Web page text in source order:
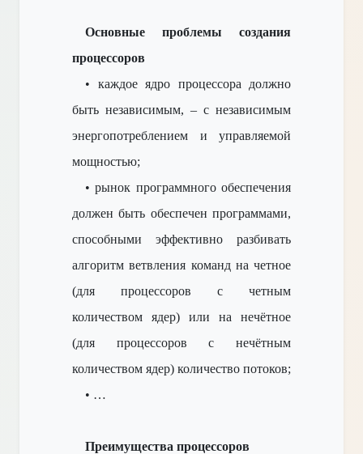
Основные проблемы создания
процессоров
• каждое ядро процессора должно
быть независимым, – с независимым
энергопотреблением и управляемой
мощностью;
• рынок программного обеспечения
должен быть обеспечен программами,
способными эффективно разбивать
алгоритм ветвления команд на четное
(для процессоров с четным
количеством ядер) или на нечётное
(для процессоров с нечётным
количеством ядер) количество потоков;
• …
Преимущества процессоров